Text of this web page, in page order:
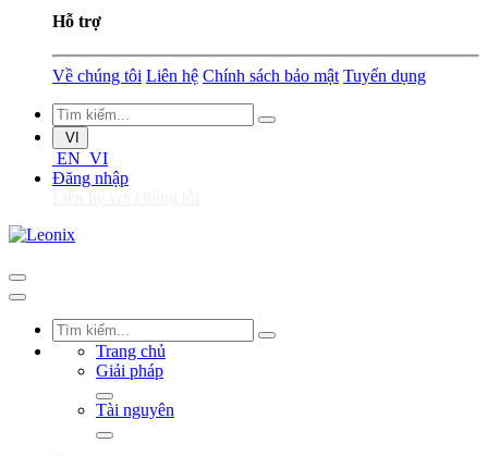
Hỗ trợ
Về chúng tôi Liên hệ Chính sách bảo mật Tuyển dụng
VI
EN VI
Đăng nhập
Trang chủ
Giải pháp
Tài nguyên